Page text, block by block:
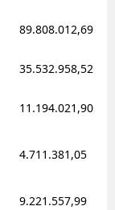
89.808.012,69
35.532.958,52
11.194.021,90
4.711.381,05
9.221.557,99